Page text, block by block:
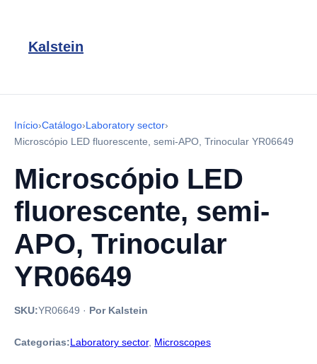
Kalstein
Início›Catálogo›Laboratory sector›
Microscópio LED fluorescente, semi-APO, Trinocular YR06649
Microscópio LED
fluorescente, semi-
APO, Trinocular
YR06649
SKU:YR06649 · Por Kalstein
Categorias:Laboratory sector, Microscopes